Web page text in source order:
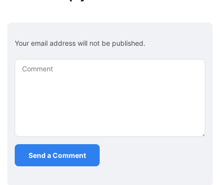
Your email address will not be published.
Comment